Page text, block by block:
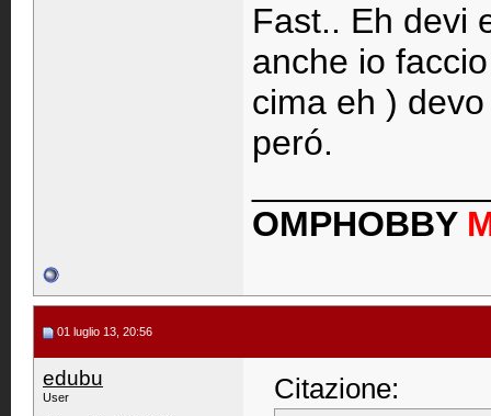
Fast.. Eh devi
anche io
cima eh )
peró.
OMPHOBBY
01 luglio 13, 20:56
edubu
User
Citazione: